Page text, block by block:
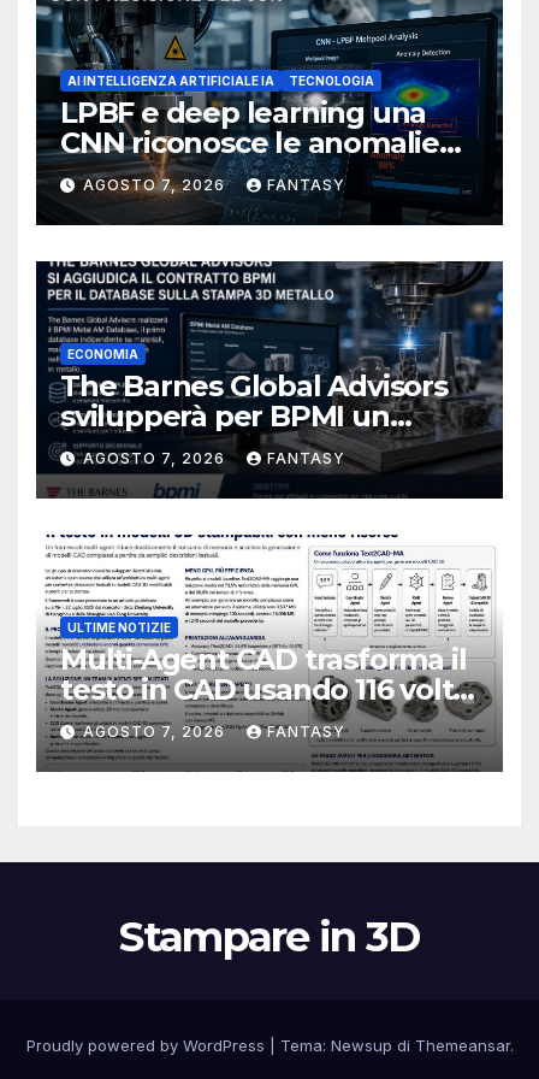
AI INTELLIGENZA ARTIFICIALE IA TECNOLOGIA
LPBF e deep learning una
CNN riconosce le anomalie
del bagno di fusione
AGOSTO 7, 2026 FANTASY
ECONOMIA
The Barnes Global Advisors
svilupperà per BPMI un
database per la stampa 3D
metallica destinata alla filiera
navale statunitense
AGOSTO 7, 2026 FANTASY
ULTIME NOTIZIE
Multi-Agent CAD trasforma il
testo in CAD usando 116 volte
meno token
AGOSTO 7, 2026 FANTASY
Stampare in 3D
Proudly powered by WordPress Tema: Newsup di Themeansar.